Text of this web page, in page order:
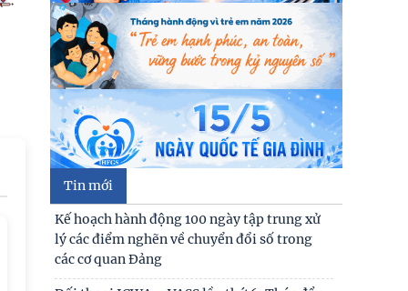
Tin mới
Đóng góp tích cực vào củng cố môi trường
hòa bình, ổn định, phát triển của đất nước
Hội thảo khoa học quốc tế: “Nền kinh tế độc
lập, tự chủ: Sáng kiến của Cộng hòa Dân chủ
Nhân dân
Bản tin Đài Truyền hình Hà Nội: Lễ Khai
mạc trưng bày "Kết nối truyền thống - Vững
bước tương lai"
Người cao tuổi trong ba luận điểm lớn của
Đảng
Thái độ của học sinh trung học phổ thông ở
Thư cảm ơn